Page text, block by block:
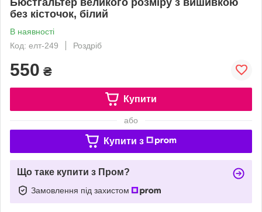
без кісточок, білий
В наявності
Код: елт-249
Роздріб
550 ₴
Купити
або
Купити з
Що таке купити з Пром?
Замовлення під захистом